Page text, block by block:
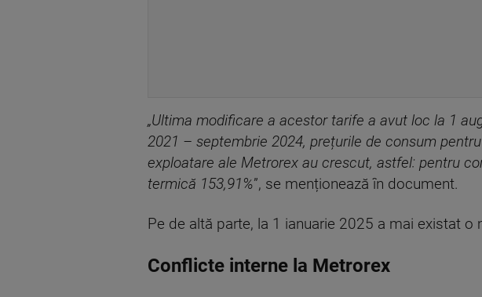
„Ultima modificare a acestor tarife a avut loc la 1
2021 – septembrie 2024, prețurile de consum
exploatare ale Metrorex au crescut, astfel: pentru
termică 153,91%”, se menționează în document.
Pe de altă parte, la 1 ianuarie 2025 a mai existat o
Conflicte interne la Metrorex